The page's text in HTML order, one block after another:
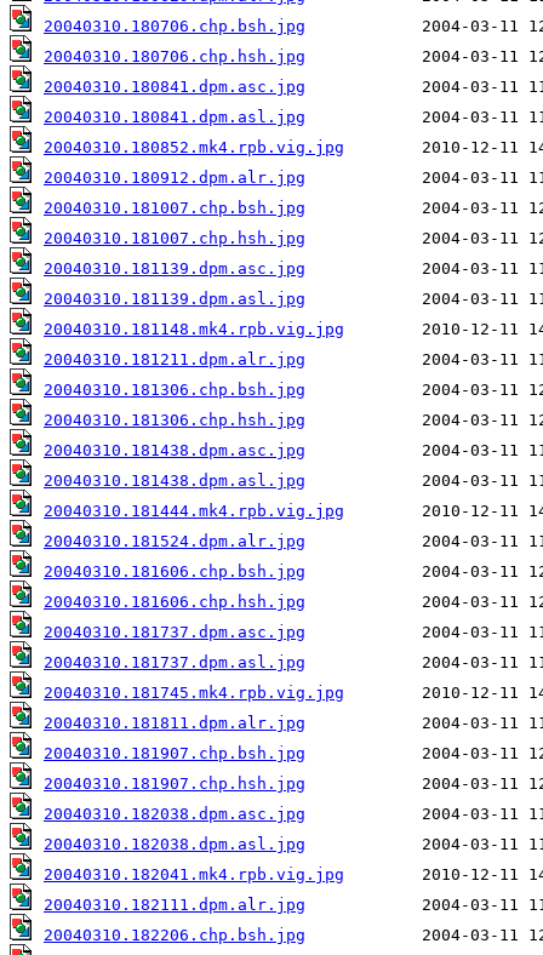
20040310.180706.chp.bsh.jpg
20040310.180706.chp.hsh.jpg
20040310.180841.dpm.asc.jpg
20040310.180841.dpm.asl.jpg
20040310.180852.mk4.rpb.vig.jpg
20040310.180912.dpm.alr.jpg
20040310.181007.chp.bsh.jpg
20040310.181007.chp.hsh.jpg
20040310.181139.dpm.asc.jpg
20040310.181139.dpm.asl.jpg
20040310.181148.mk4.rpb.vig.jpg
20040310.181211.dpm.alr.jpg
20040310.181306.chp.bsh.jpg
20040310.181306.chp.hsh.jpg
20040310.181438.dpm.asc.jpg
20040310.181438.dpm.asl.jpg
20040310.181444.mk4.rpb.vig.jpg
20040310.181524.dpm.alr.jpg
20040310.181606.chp.bsh.jpg
20040310.181606.chp.hsh.jpg
20040310.181737.dpm.asc.jpg
20040310.181737.dpm.asl.jpg
20040310.181745.mk4.rpb.vig.jpg
20040310.181811.dpm.alr.jpg
20040310.181907.chp.bsh.jpg
20040310.181907.chp.hsh.jpg
20040310.182038.dpm.asc.jpg
20040310.182038.dpm.asl.jpg
20040310.182041.mk4.rpb.vig.jpg
20040310.182111.dpm.alr.jpg
20040310.182206.chp.bsh.jpg